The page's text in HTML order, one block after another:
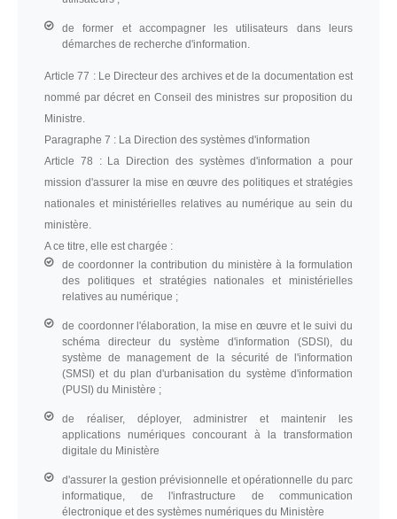
de former et accompagner les utilisateurs dans leurs
démarches de recherche d'information.
Article 77 :Le Directeur des archives et de la documentation est
nommé par décret en Conseil des ministres sur proposition du
Ministre.
Paragraphe 7 : La Direction des systèmes d'information
Article 78 :La Direction des systèmes d'information a pour
mission d'assurer la mise en œuvre des politiques et stratégies
nationales et ministérielles relatives au numérique au sein du
ministère.
A ce titre, elle est chargée :
de coordonner la contribution du ministère à la formulation
des politiques et stratégies nationales et ministérielles
relatives au numérique ;
de coordonner l'élaboration, la mise en œuvre et le suivi du
schéma directeur du système d'information (SDSI), du
système de management de la sécurité de l'information
(SMSI) et du plan d'urbanisation du système d'information
(PUSI) du Ministère ;
de réaliser, déployer, administrer et maintenir les
applications numériques concourant à la transformation
digitale du Ministère
d'assurer la gestion prévisionnelle et opérationnelle du parc
informatique, de l'infrastructure de communication
électronique et des systèmes numériques du Ministère